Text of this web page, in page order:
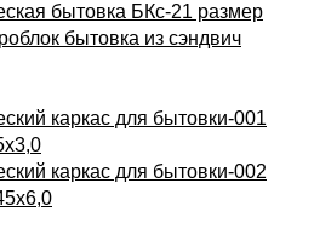
бытовка БКс-21 размер
бытовка из сэндвич
каркас для бытовки-001
каркас для бытовки-002